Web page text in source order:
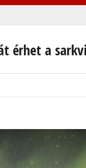
érhet a